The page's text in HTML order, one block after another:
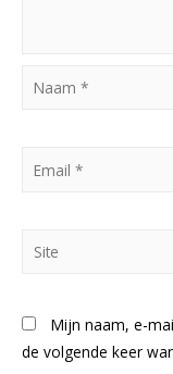
Naam
Mijn naam, e-
de volgende keer